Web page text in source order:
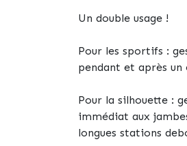
Un double usage !
Pour les sportifs :
pendant et après
Pour la silhouette :
immédiat aux
longues stations